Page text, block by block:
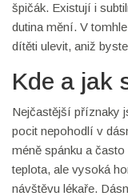
špičák. Existují i
dutina mění. V
dítěti ulevit, aniž
Kde a jak
Nejčastější příznaky
pocit nepohodlí v
méně spánku a
teplota, ale vysoká
návštěvu lékaře.